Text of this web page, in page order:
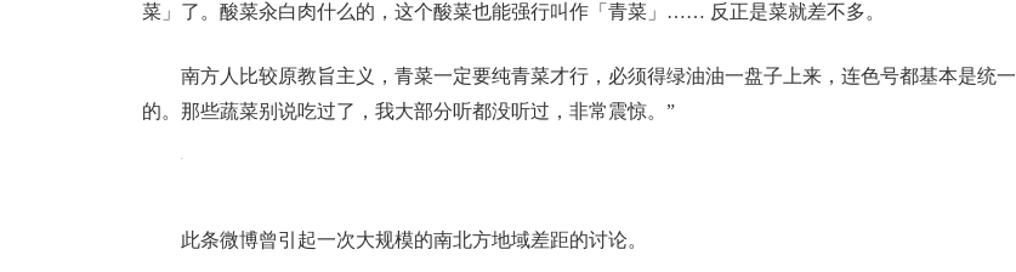
菜」了。 酸菜汆白肉什么的， 这个酸菜也能强行叫作「青菜」 …… 反正是菜就差不多。
南方人比较原教旨主义， 青菜一定要纯青菜才行，必须得绿油油一盘子上来，连色号都基本是统一
的。 那些蔬菜别说吃过了，我大部分听都没听过，非常震惊。”
此条微博曾引起一次大规模的南北方地域差距的讨论。